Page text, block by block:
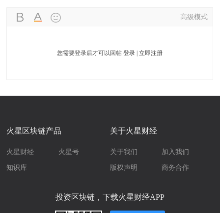
高级模式
您需要登录后才可以回帖登录 |立即注册
火星区块链产品
火星财经 火星号
知识库
关于火星财经
关于我们 加入我们
版权声明 商务合作
投资区块链，下载火星财经APP